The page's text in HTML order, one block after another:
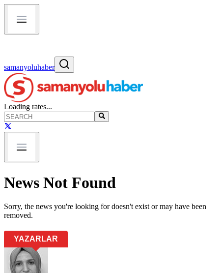
samanyoluhaber
Loading rates...
News Not Found
Sorry, the news you're looking for doesn't exist or may have been
removed.
YAZARLAR